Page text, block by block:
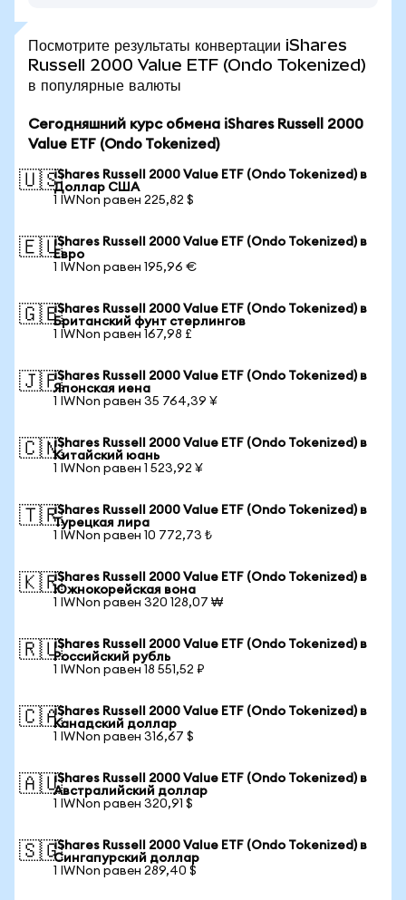
Посмотрите результаты конвертации iShares
Russell 2000 Value ETF (Ondo Tokenized)
в популярные валюты
Сегодняшний курс обмена iShares Russell 2000
Value ETF (Ondo Tokenized)
🇺🇸iShares Russell 2000 Value ETF (Ondo Tokenized) в
Доллар США
1 IWNon равен 225,82 $
🇪🇺iShares Russell 2000 Value ETF (Ondo Tokenized) в
Евро
1 IWNon равен 195,96 €
🇬🇧iShares Russell 2000 Value ETF (Ondo Tokenized) в
Британский фунт стерлингов
1 IWNon равен 167,98 £
🇯🇵iShares Russell 2000 Value ETF (Ondo Tokenized) в
Японская иена
1 IWNon равен 35 764,39 ¥
🇨🇳iShares Russell 2000 Value ETF (Ondo Tokenized) в
Китайский юань
1 IWNon равен 1 523,92 ¥
🇹🇷iShares Russell 2000 Value ETF (Ondo Tokenized) в
Турецкая лира
1 IWNon равен 10 772,73 ₺
🇰🇷iShares Russell 2000 Value ETF (Ondo Tokenized) в
Южнокорейская вона
1 IWNon равен 320 128,07 ₩
🇷🇺iShares Russell 2000 Value ETF (Ondo Tokenized) в
Российский рубль
1 IWNon равен 18 551,52 ₽
🇨🇦iShares Russell 2000 Value ETF (Ondo Tokenized) в
Канадский доллар
1 IWNon равен 316,67 $
🇦🇺iShares Russell 2000 Value ETF (Ondo Tokenized) в
Австралийский доллар
1 IWNon равен 320,91 $
🇸🇬iShares Russell 2000 Value ETF (Ondo Tokenized) в
Сингапурский доллар
1 IWNon равен 289,40 $